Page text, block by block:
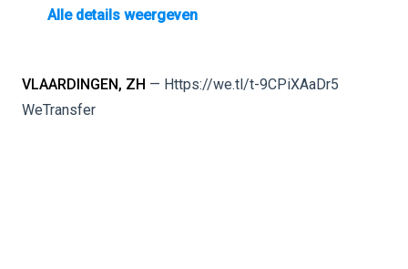
Alle details weergeven
VLAARDINGEN, ZH — Https://we.tl/t-9CPiXAaDr5
WeTransfer